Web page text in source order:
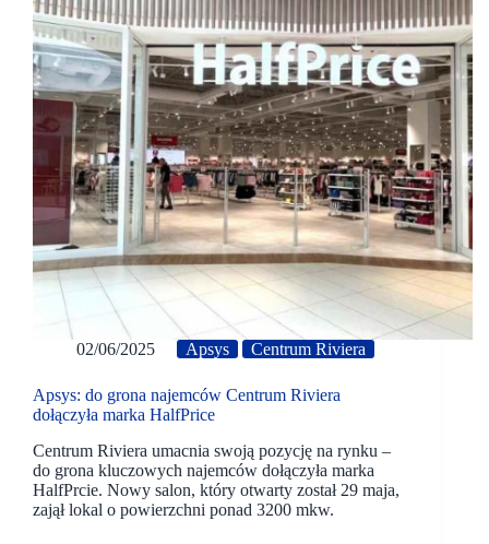
02/06/2025 Apsys Centrum Riviera
Apsys: do grona najemców Centrum Riviera
dołączyła marka HalfPrice
Centrum Riviera umacnia swoją pozycję na rynku –
do grona kluczowych najemców dołączyła marka
HalfPrcie. Nowy salon, który otwarty został 29 maja,
zajął lokal o powierzchni ponad 3200 mkw.